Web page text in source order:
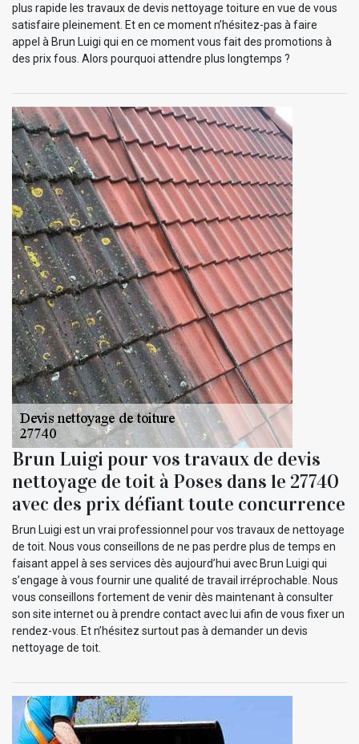
plus rapide les travaux de devis nettoyage toiture en vue de vous
satisfaire pleinement. Et en ce moment n’hésitez-pas à faire
appel à Brun Luigi qui en ce moment vous fait des promotions à
des prix fous. Alors pourquoi attendre plus longtemps ?
Brun Luigi pour vos travaux de devis
nettoyage de toit à Poses dans le 27740
avec des prix défiant toute concurrence
Brun Luigi est un vrai professionnel pour vos travaux de nettoyage
de toit. Nous vous conseillons de ne pas perdre plus de temps en
faisant appel à ses services dès aujourd’hui avec Brun Luigi qui
s’engage à vous fournir une qualité de travail irréprochable. Nous
vous conseillons fortement de venir dès maintenant à consulter
son site internet ou à prendre contact avec lui afin de vous fixer un
rendez-vous. Et n’hésitez surtout pas à demander un devis
nettoyage de toit.